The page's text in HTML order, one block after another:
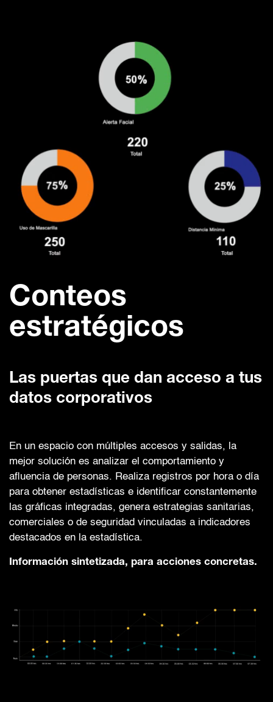
Conteos
estratégicos
Las puertas que dan acceso a tus
datos corporativos
En un espacio con múltiples accesos y salidas, la
mejor solución es analizar el comportamiento y
afluencia de personas. Realiza registros por hora o día
para obtener estadísticas e identificar constantemente
las gráficas integradas, genera estrategias sanitarias,
comerciales o de seguridad vinculadas a indicadores
destacados en la estadística.
Información sintetizada, para acciones concretas.